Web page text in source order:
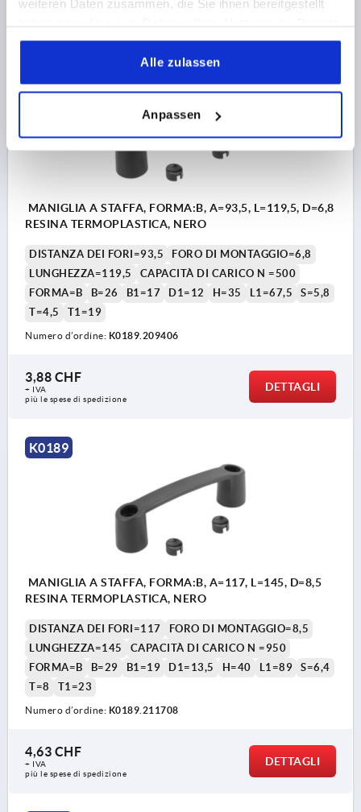
weiteren Daten zusammen, die Sie ihnen bereitgestellt
gesammelt haben.
Alle zulassen
Anpassen
DETTAGLI
MANIGLIA A STAFFA, FORMA:B, A=93,5, L=119,5, D=6,8
RESINA TERMOPLASTICA, NERO
DISTANZA DEI FORI=93,5
FORO DI MONTAGGIO=6,8
LUNGHEZZA=119,5
CAPACITÀ DI CARICO N =500
FORMA=B
B=26 B1=17 D1=12 H=35 L1=67,5
S=5,8
T=4,5
T1=19
Numero d’ordine: K0189.209406
3,88 CHF
+ IVA
più le spese di spedizione
DETTAGLI
K0189
MANIGLIA A STAFFA, FORMA:B, A=117, L=145, D=8,5
RESINA TERMOPLASTICA, NERO
DISTANZA DEI FORI=117
FORO DI MONTAGGIO=8,5
LUNGHEZZA=145
CAPACITÀ DI CARICO N =950
FORMA=B
B=29 B1=19 D1=13,5 H=40 L1=89
S=6,4
T=8
T1=23
Numero d’ordine: K0189.211708
4,63 CHF
+ IVA
più le spese di spedizione
DETTAGLI